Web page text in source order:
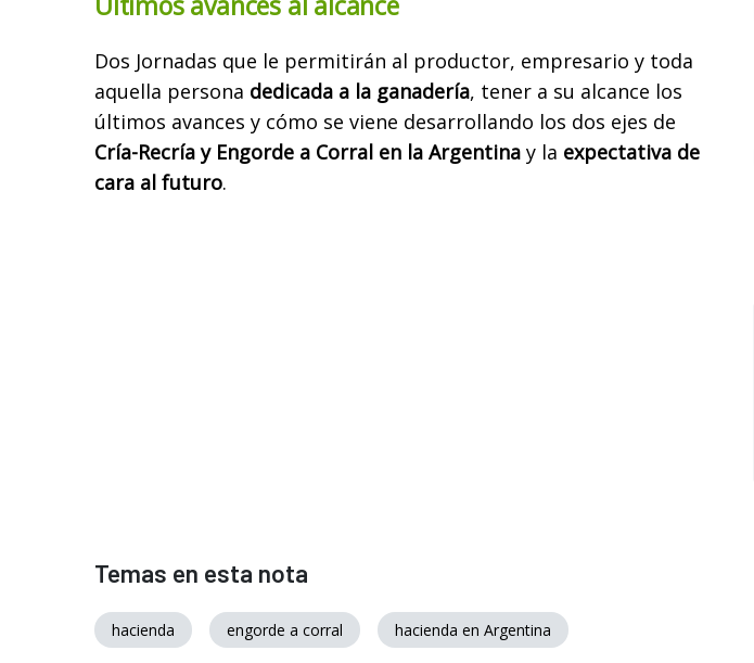
Dos Jornadas que le permitirán al productor, empresario y toda
aquella persona dedicada a la ganadería, tener a su alcance los
últimos avances y cómo se viene desarrollando los dos ejes de
Cría-Recría y Engorde a Corral en la Argentina y la expectativa de
cara al futuro.
Temas en esta nota
hacienda engorde a corral hacienda en Argentina